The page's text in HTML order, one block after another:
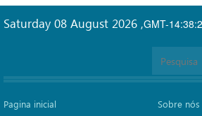
GMT-
Saturday 08 August 2026 ,
Pagina inicial Sobre nós